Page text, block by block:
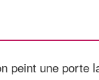
peint une porte